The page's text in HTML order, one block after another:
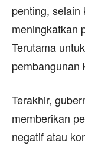
penting, selain
meningkatkan
Terutama
pembangunan
Terakhir,
memberikan
negatif atau